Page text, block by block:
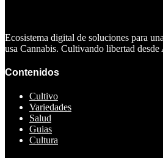
Ecosistema digital de soluciones para
usa Cannabis. Cultivando libertad desde
Contenidos
Cultivo
Variedades
Salud
Guias
Cultura